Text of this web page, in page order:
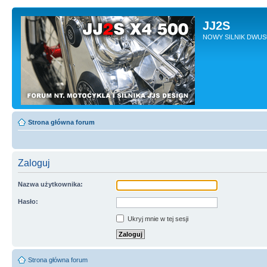
JJ2S
NOWY SILNIK
Strona główna forum
Zaloguj
Nazwa użytkownika:
Hasło:
Ukryj mnie w tej sesji
Strona główna forum